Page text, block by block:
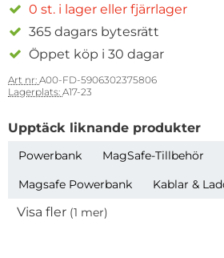
0 st. i lager eller fjärrlager
365 dagars bytesrätt
Öppet köp i 30 dagar
Art nr: A00-FD-5906302375806
Lagerplats: A17-23
Upptäck liknande produkter
Powerbank MagSafe-Tillbehör
Magsafe Powerbank
Kablar &
Visa fler (1 mer)